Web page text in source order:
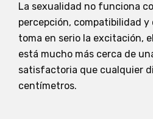
La sexualidad no funciona
percepción, compatibilidad y
toma en serio la excitación,
está mucho más cerca de
satisfactoria que cualquier
centímetros.